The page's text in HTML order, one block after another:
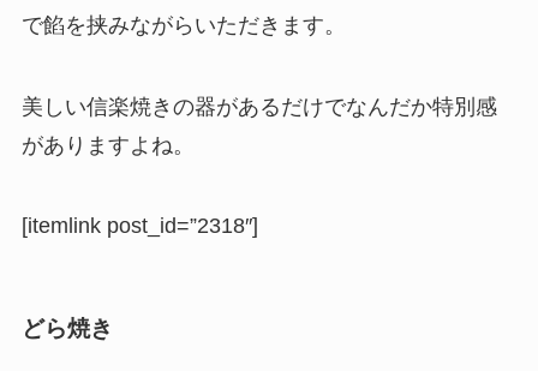
で餡を挟みながらいただきます。
美しい信楽焼きの器があるだけでなんだか特別感
がありますよね。
[itemlink post_id=”2318″]
どら焼き